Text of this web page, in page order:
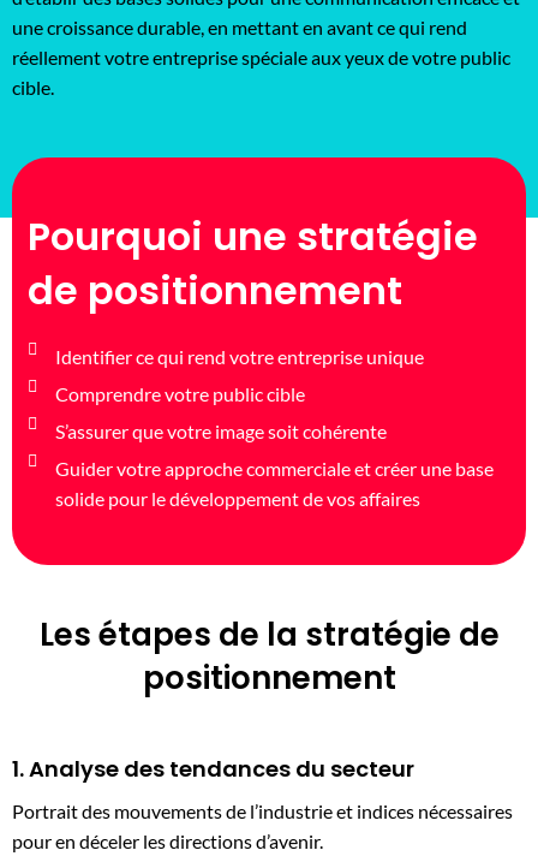
une croissance durable, en mettant en avant ce qui rend
réellement votre entreprise spéciale aux yeux de votre public
cible.
Pourquoi une stratégie
de positionnement
Identifier ce qui rend votre entreprise unique
Comprendre votre public cible
S’assurer que votre image soit cohérente
Guider votre approche commerciale et créer une base
solide pour le développement de vos affaires
Les étapes de la stratégie de
positionnement
1. Analyse des tendances du secteur
Portrait des mouvements de l’industrie et indices nécessaires
pour en déceler les directions d’avenir.